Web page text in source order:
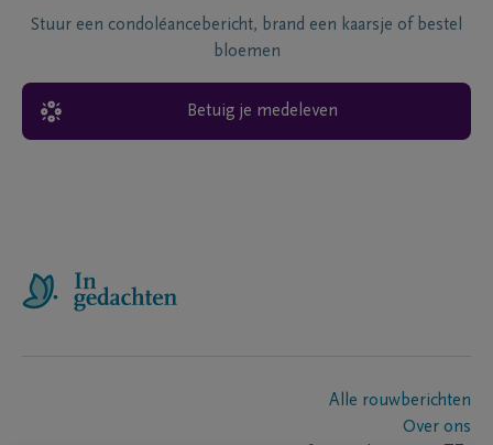
Stuur een condoléancebericht, brand een kaarsje of bestel
bloemen
Betuig je medeleven
Alle rouwberichten
Over ons